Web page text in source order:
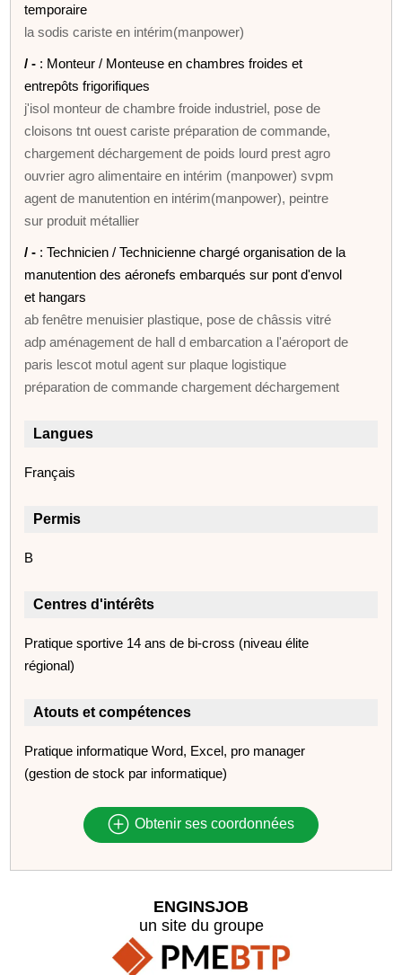
temporaire
la sodis cariste en intérim(manpower)
/ - : Monteur / Monteuse en chambres froides et
entrepôts frigorifiques
j'isol monteur de chambre froide industriel, pose de
cloisons tnt ouest cariste préparation de commande,
chargement déchargement de poids lourd prest agro
ouvrier agro alimentaire en intérim (manpower) svpm
agent de manutention en intérim(manpower), peintre
sur produit métallier
/ - : Technicien / Technicienne chargé organisation de la
manutention des aéronefs embarqués sur pont d'envol
et hangars
ab fenêtre menuisier plastique, pose de châssis vitré
adp aménagement de hall d embarcation a l'aéroport de
paris lescot motul agent sur plaque logistique
préparation de commande chargement déchargement
Langues
Français
Permis
B
Centres d'intérêts
Pratique sportive 14 ans de bi-cross (niveau élite
régional)
Atouts et compétences
Pratique informatique Word, Excel, pro manager
(gestion de stock par informatique)
Obtenir ses coordonnées
ENGINSJOB
un site du groupe